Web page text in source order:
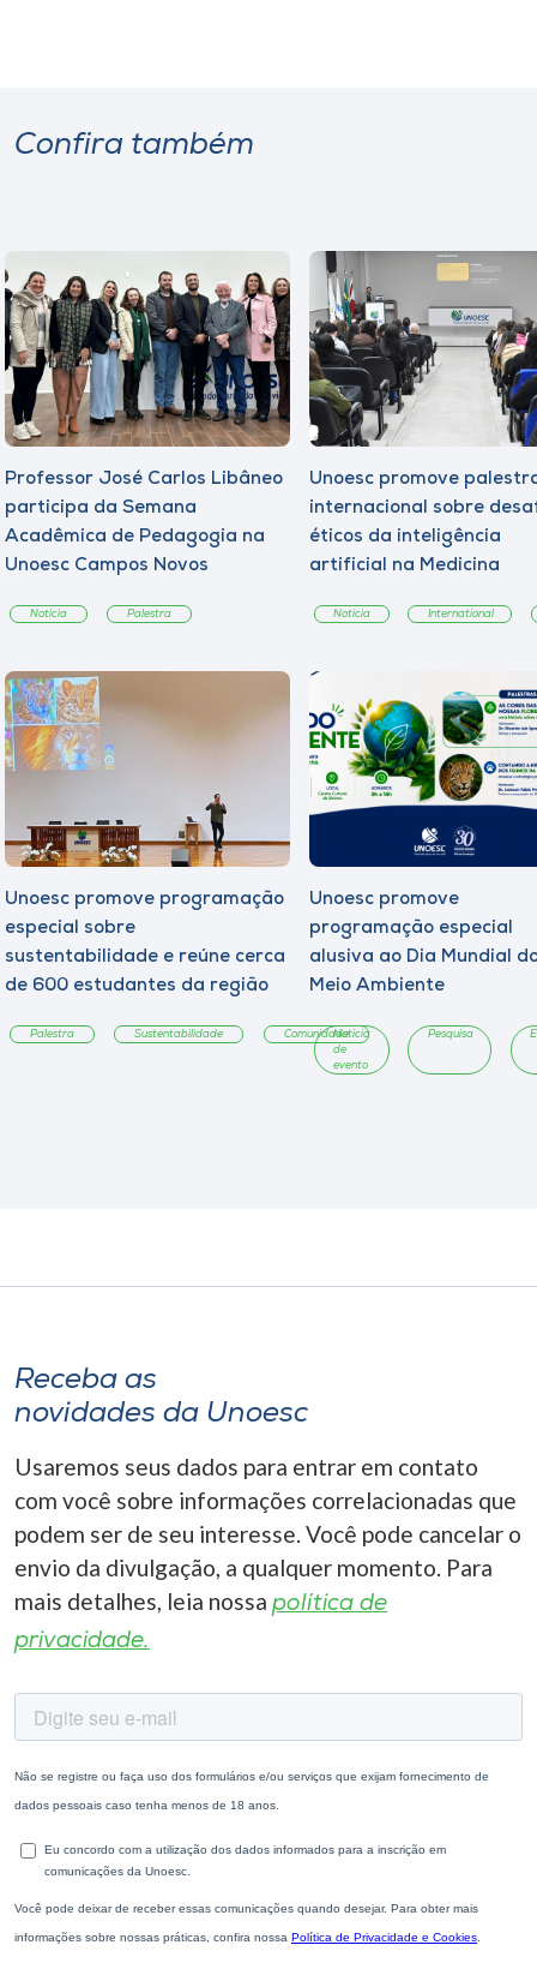
Confira também
Professor José Carlos Libâneo
participa da Semana
Acadêmica de Pedagogia na
Unoesc Campos Novos
Notícia Palestra
Unoesc promove
internacional sobre
éticos da inteligência
artificial na Medicina
Notícia International
Unoesc promove programação
especial sobre
sustentabilidade e reúne cerca
de 600 estudantes da região
Palestra Sustentabilidade Comunidade
Unoesc promove
programação especial
alusiva ao Dia Mundial
Meio Ambiente
Notícia
de
evento
Pesquisa
Receba as
novidades da Unoesc
Usaremos seus dados para entrar em contato
com você sobre informações correlacionadas que
podem ser de seu interesse. Você pode cancelar o
envio da divulgação, a qualquer momento. Para
mais detalhes, leia nossa política de
privacidade.